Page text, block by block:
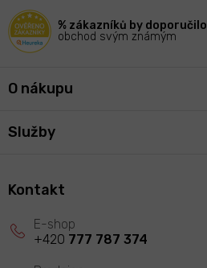
% zákazníků by doporučilo
obchod svým známým
O nákupu
Služby
Kontakt
+420 777 787 374